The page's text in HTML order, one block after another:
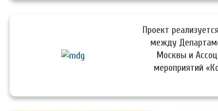
Проект
между
Москвы и
мероприятий